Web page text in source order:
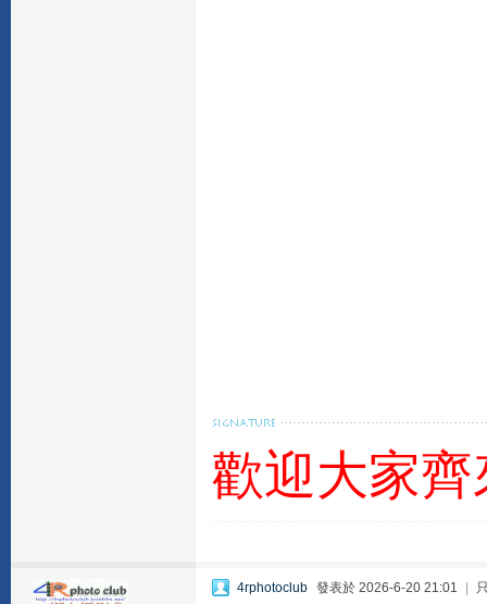
歡迎大家
4rphotoclub 發表於 2026-6-20 21:01